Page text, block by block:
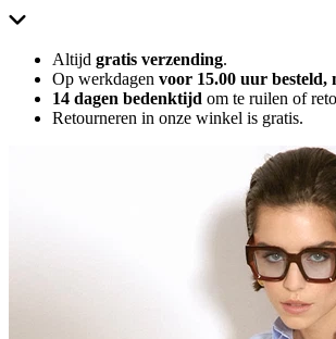
Altijd gratis verzending.
Op werkdagen voor 15.00 uur besteld,
14 dagen bedenktijd om te ruilen of
Retourneren in onze winkel is gratis.